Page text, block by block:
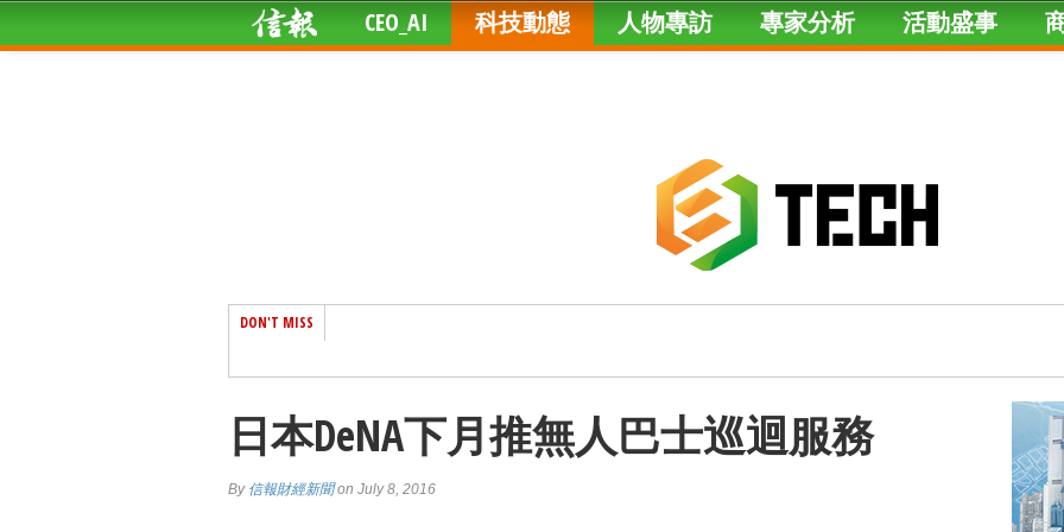
CEO_AI 科技動態 人物專訪 專家分析 活動盛事
DON'T MISS
日本DeNA下月推無人巴士巡迴服務
By 信報財經新聞on July 8, 2016